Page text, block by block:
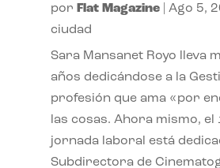
por Flat Magazine| Ago 5,
ciudad
Sara Mansanet Royo lleva
años dedicándose a la
profesión que ama «por
las cosas. Ahora mismo, el
jornada laboral está
Subdirectora de